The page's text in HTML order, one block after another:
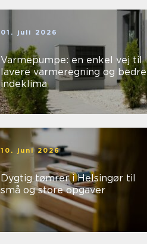
01. juli 2026
Varmepumpe: en enkel vej til
lavere varmeregning og bedre
indeklima
10. juni 2026
Dygtig tømrer i Helsingør til
små og store opgaver